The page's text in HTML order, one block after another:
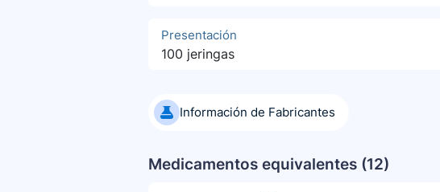
Presentación
100 jeringas
Información de Fabricantes
Medicamentos equivalentes (12)